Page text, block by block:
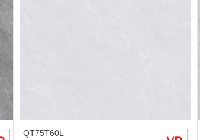
QT75T60L